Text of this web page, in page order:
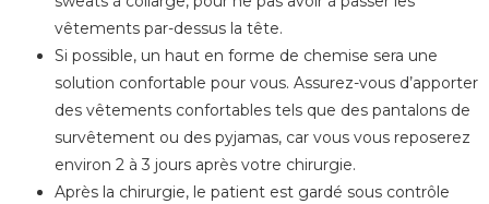
vêtements par-dessus la tête.
Si possible, un haut en forme de chemise sera une
solution confortable pour vous. Assurez-vous d’apporter
des vêtements confortables tels que des pantalons de
survêtement ou des pyjamas, car vous vous reposerez
environ 2 à 3 jours après votre chirurgie.
Après la chirurgie, le patient est gardé sous contrôle